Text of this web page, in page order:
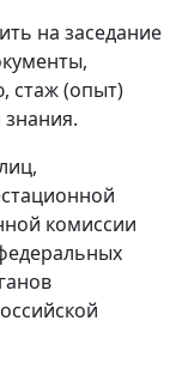
на заседание
стаж (опыт)
комиссии